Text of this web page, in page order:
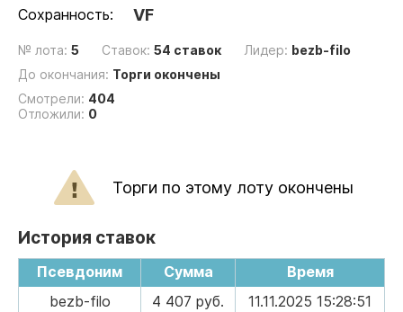
Сохранность: VF
№ лота: 5 Ставок: 54 ставок Лидер: bezb-filo
До окончания: Торги окончены
Смотрели: 404
Отложили: 0
Торги по этому лоту окончены
История ставок
Псевдоним Сумма
Время
bezb-filo
4 407 руб.
11.11.2025 15:28:51